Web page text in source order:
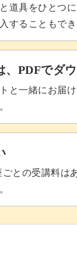
んでみてくだ
道具をひとつ
することもでき
、PDFでダ
と一緒にお届
との受講料は